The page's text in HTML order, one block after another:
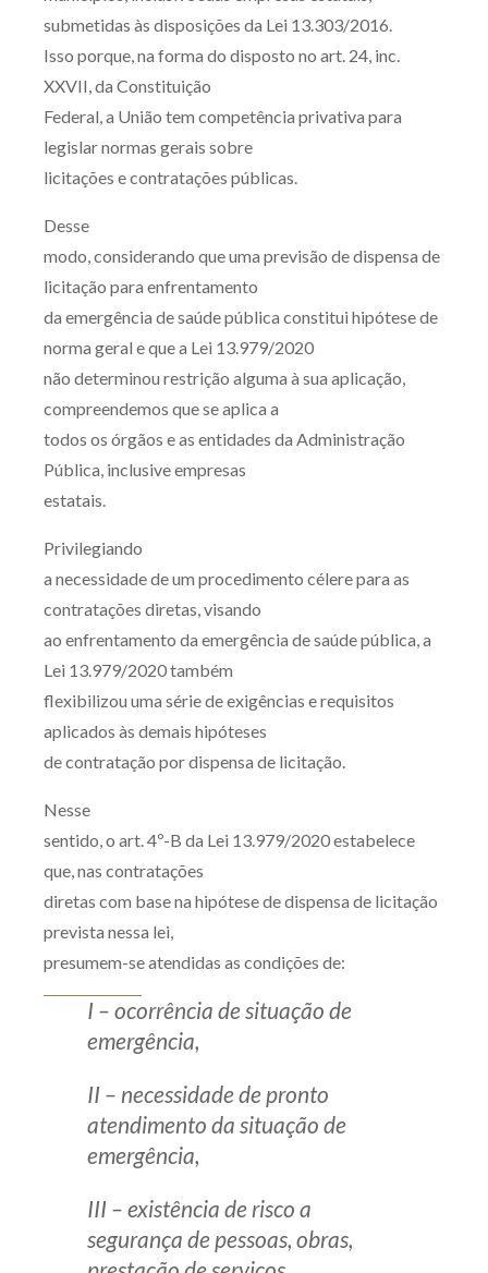
submetidas às disposições da Lei 13.303/2016.
Isso porque, na forma do disposto no art. 24, inc.
XXVII, da Constituição
Federal, a União tem competência privativa para
legislar normas gerais sobre
licitações e contratações públicas.
Desse
modo, considerando que uma previsão de dispensa de
licitação para enfrentamento
da emergência de saúde pública constitui hipótese de
norma geral e que a Lei 13.979/2020
não determinou restrição alguma à sua aplicação,
compreendemos que se aplica a
todos os órgãos e as entidades da Administração
Pública, inclusive empresas
estatais.
Privilegiando
a necessidade de um procedimento célere para as
contratações diretas, visando
ao enfrentamento da emergência de saúde pública, a
Lei 13.979/2020 também
flexibilizou uma série de exigências e requisitos
aplicados às demais hipóteses
de contratação por dispensa de licitação.
Nesse
sentido, o art. 4º-B da Lei 13.979/2020 estabelece
que, nas contratações
diretas com base na hipótese de dispensa de licitação
prevista nessa lei,
presumem-se atendidas as condições de:
I – ocorrência de situação de
emergência,
II – necessidade de pronto
atendimento da situação de
emergência,
III – existência de risco a
segurança de pessoas, obras,